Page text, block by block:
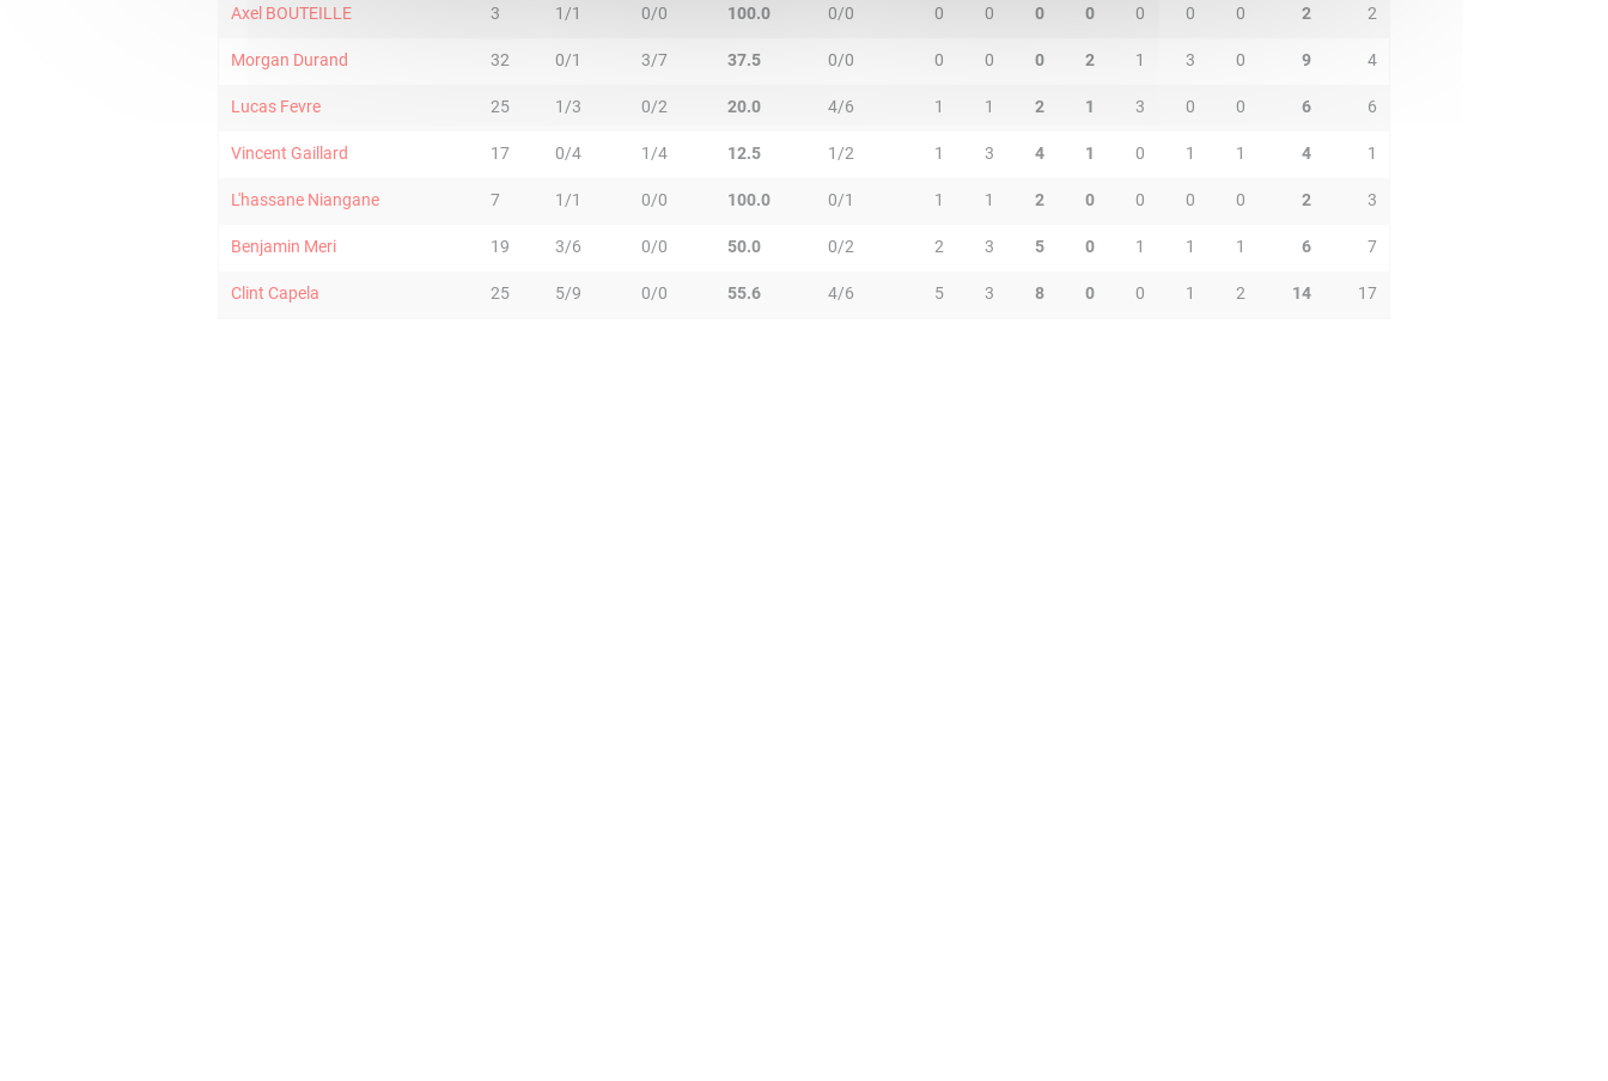
Axel BOUTEILLE 3 1/1 0/0 100.0 0/0 0 0 0 0 0 0 0 2 2
Morgan Durand 32 0/1 3/7 37.5 0/0 0 0 0 2 1 3 0 9 4
Lucas Fevre 25 1/3 0/2 20.0 4/6 1 1 2 1 3 0 0 6 6
Vincent Gaillard 17 0/4 1/4 12.5 1/2 1 3 4 1 0 1 1 4 1
L'hassane Niangane 7 1/1 0/0 100.0 0/1 1 1 2 0 0 0 0 2 3
Benjamin Meri 19 3/6 0/0 50.0 0/2 2 3 5 0 1 1 1 6 7
Clint Capela 25 5/9 0/0 55.6 4/6 5 3 8 0 0 1 2 14 17